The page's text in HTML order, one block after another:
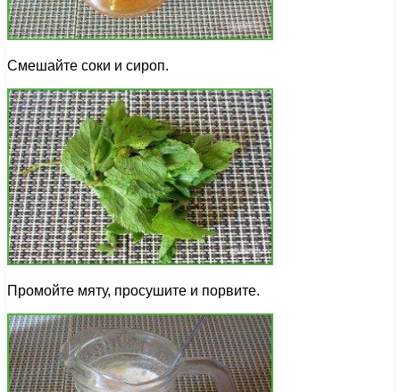
Смешайте соки и сироп.
Промойте мяту, просушите и порвите.